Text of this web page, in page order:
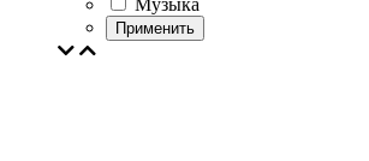
Музыка
Применить